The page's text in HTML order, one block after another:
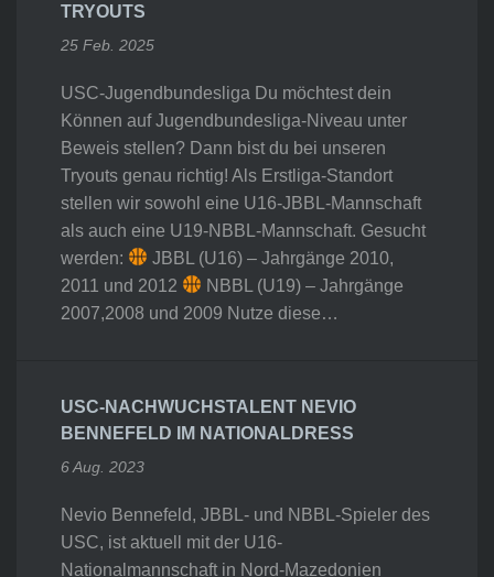
TRYOUTS
25 Feb. 2025
USC-Jugendbundesliga Du möchtest dein
Können auf Jugendbundesliga-Niveau unter
Beweis stellen? Dann bist du bei unseren
Tryouts genau richtig! Als Erstliga-Standort
stellen wir sowohl eine U16-JBBL-Mannschaft
als auch eine U19-NBBL-Mannschaft. Gesucht
werden:
JBBL (U16) – Jahrgänge 2010,
2011 und 2012
NBBL (U19) – Jahrgänge
2007,2008 und 2009 Nutze diese…
USC-NACHWUCHSTALENT NEVIO
BENNEFELD IM NATIONALDRESS
6 Aug. 2023
Nevio Bennefeld, JBBL- und NBBL-Spieler des
USC, ist aktuell mit der U16-
Nationalmannschaft in Nord-Mazedonien